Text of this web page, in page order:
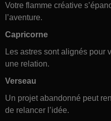
Votre flamme créative
l’aventure.
Capricorne
Les astres sont alignés pour
une relation.
Verseau
Un projet abandonné peut
de relancer l’idée.